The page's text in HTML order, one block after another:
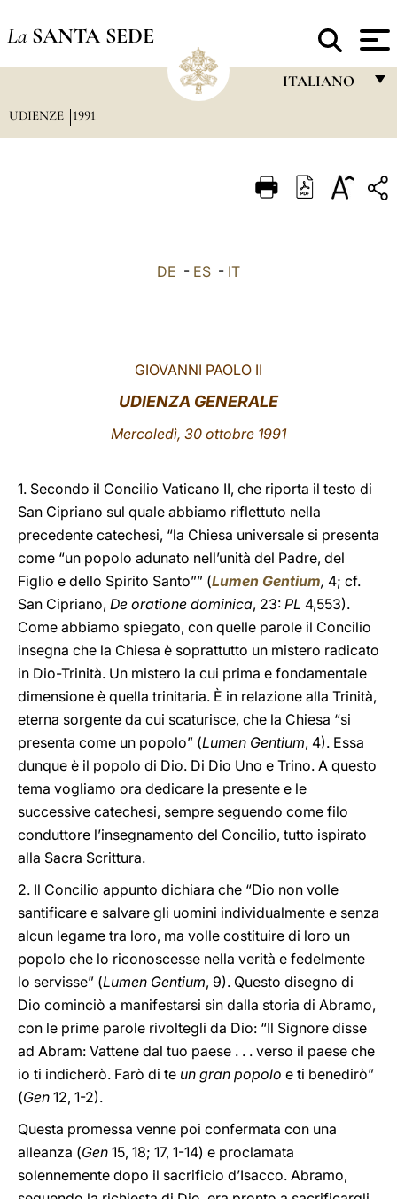
La SANTA SEDE
ITALIANO
ITALIANO
LATINE
UDIENZE 1991
DE - ES - IT
GIOVANNI PAOLO II
UDIENZA GENERALE
Mercoledì, 30 ottobre 1991
1. Secondo il Concilio Vaticano II, che riporta il testo di
San Cipriano sul quale abbiamo riflettuto nella
precedente catechesi, “la Chiesa universale si presenta
come “un popolo adunato nell’unità del Padre, del
Figlio e dello Spirito Santo”” (Lumen Gentium, 4; cf.
San Cipriano, De oratione dominica, 23: PL 4,553).
Come abbiamo spiegato, con quelle parole il Concilio
insegna che la Chiesa è soprattutto un mistero radicato
in Dio-Trinità. Un mistero la cui prima e fondamentale
dimensione è quella trinitaria. È in relazione alla Trinità,
eterna sorgente da cui scaturisce, che la Chiesa “si
presenta come un popolo” (Lumen Gentium, 4). Essa
dunque è il popolo di Dio. Di Dio Uno e Trino. A questo
tema vogliamo ora dedicare la presente e le
successive catechesi, sempre seguendo come filo
conduttore l’insegnamento del Concilio, tutto ispirato
alla Sacra Scrittura.
2. Il Concilio appunto dichiara che “Dio non volle
santificare e salvare gli uomini individualmente e senza
alcun legame tra loro, ma volle costituire di loro un
popolo che lo riconoscesse nella verità e fedelmente
lo servisse” (Lumen Gentium, 9). Questo disegno di
Dio cominciò a manifestarsi sin dalla storia di Abramo,
con le prime parole rivoltegli da Dio: “Il Signore disse
ad Abram: Vattene dal tuo paese . . . verso il paese che
io ti indicherò. Farò di te un gran popolo e ti benedirò”
(Gen 12, 1-2).
Questa promessa venne poi confermata con una
alleanza (Gen 15, 18; 17, 1-14) e proclamata
solennemente dopo il sacrificio d’Isacco. Abramo,